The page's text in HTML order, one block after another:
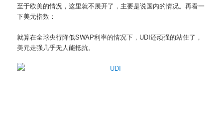
至于欧美的情况，这里就不展开了，主要是说国内的情况。再看一
下美元指数：
就算在全球央行降低SWAP利率的情况下，UDI还顽强的站住了，
美元走强几乎无人能抵抗。